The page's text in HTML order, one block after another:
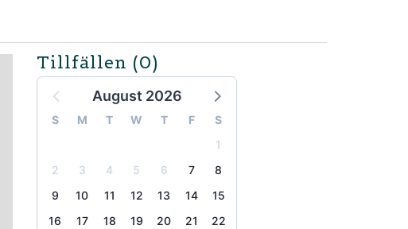
Tillfällen (0)
August 2026
S M T W T F
S
1
2
3 4 5 6 7
8
9
10 11 12 13 14
15
16
17 18 19 20 21
22